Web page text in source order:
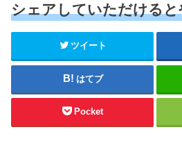
シェアしていただける
ツイート
はてブ
Pocket